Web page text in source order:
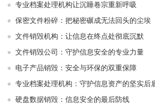
专业档案处理机构让沉睡卷宗重新呼吸
保密文件粉碎：把秘密碾成无法回头的尘埃
文件销毁机构：让信息在终点处彻底沉默
文件销毁公司：守护信息安全的专业力量
电子产品销毁：安全与环保的双重保障
专业档案处理机构：守护信息资产的坚实后
硬盘数据销毁：信息安全的最后防线